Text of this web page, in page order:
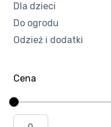
Program partnerski
Regulamin Klubu
Regulamin sklepu
Dla dzieci
Do ogrodu
Odzież i dodatki
Cena